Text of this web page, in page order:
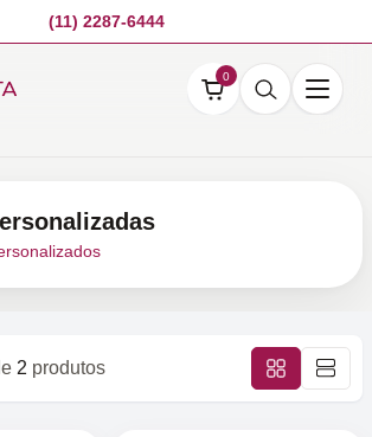
(11) 2287-6444
0
2 produtos